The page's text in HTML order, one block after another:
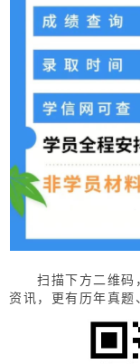
扫描下方二维码，
资讯，更有历年真题